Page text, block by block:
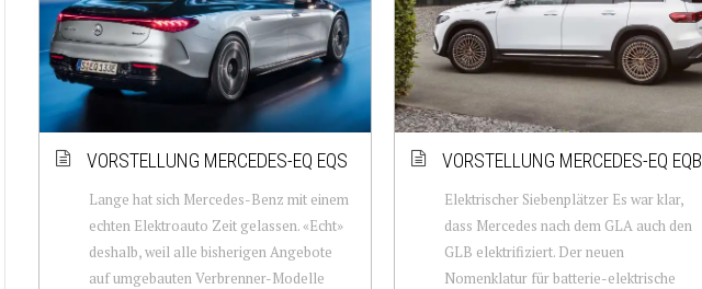
VORSTELLUNG MERCEDES-EQ EQS
Lange hat sich Mercedes-Benz mit einem
echten Elektroauto Zeit gelassen. «Echt»
deshalb, weil alle bisherigen Angebote
auf umgebauten Verbrenner-Modelle
VORSTELLUNG MERCEDES-EQ EQB
Elektrischer Siebenplätzer Es war klar,
dass Mercedes nach dem GLA auch den
GLB elektrifiziert. Der neuen
Nomenklatur für batterie-elektrische